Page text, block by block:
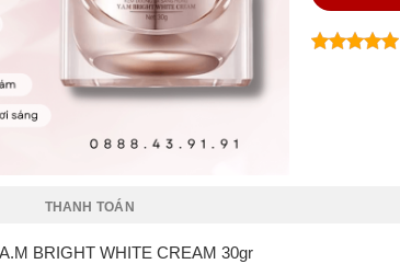
THANH TOÁN
BRIGHT WHITE CREAM 30gr